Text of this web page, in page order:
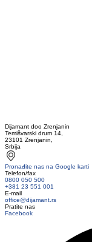
Dijamant doo Zrenjanin
Temišvarski drum 14,
23101 Zrenjanin,
Srbija
Pronađite nas na Google karti
Telefon/fax
0800 050 500
+381 23 551 001
E-mail
office@dijamant.rs
Pratite nas
Facebook